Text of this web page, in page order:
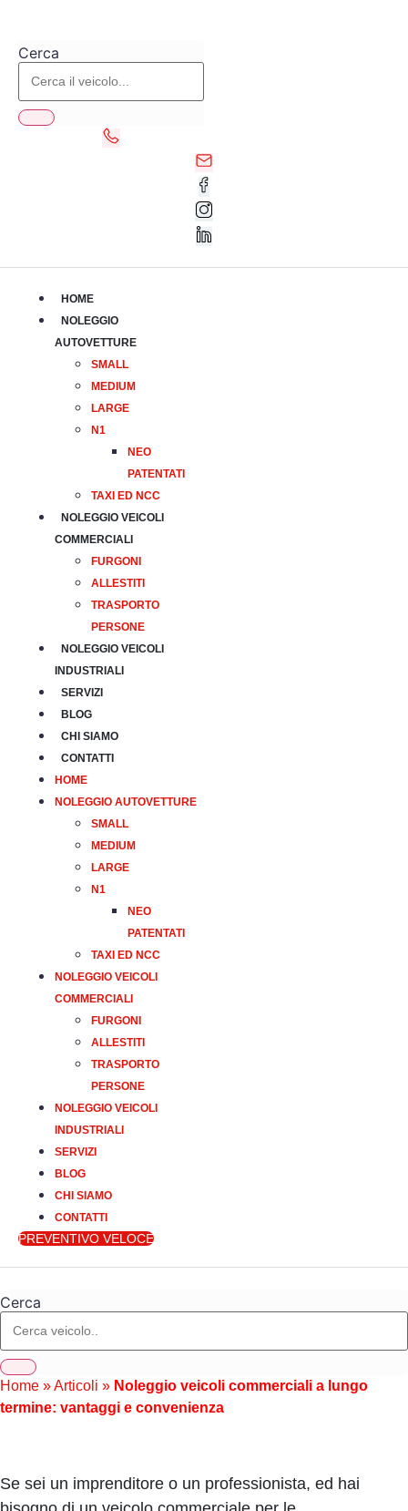
contenuto
Cerca
HOME
NOLEGGIO
AUTOVETTURE
SMALL
MEDIUM
LARGE
N1
NEO
PATENTATI
TAXI ED NCC
NOLEGGIO VEICOLI
COMMERCIALI
FURGONI
ALLESTITI
TRASPORTO
PERSONE
NOLEGGIO VEICOLI
INDUSTRIALI
SERVIZI
BLOG
CHI SIAMO
CONTATTI
HOME
NOLEGGIO AUTOVETTURE
SMALL
MEDIUM
LARGE
N1
NEO
PATENTATI
TAXI ED NCC
NOLEGGIO VEICOLI
COMMERCIALI
FURGONI
ALLESTITI
TRASPORTO
PERSONE
NOLEGGIO VEICOLI
INDUSTRIALI
SERVIZI
BLOG
CHI SIAMO
CONTATTI
PREVENTIVO VELOCE
Cerca
Home »Articoli » Noleggio veicoli commerciali a lungo
termine: vantaggi e convenienza
Se sei un imprenditore o un professionista, ed hai